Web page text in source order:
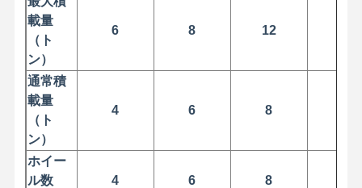
載量
（ト
ン）
6 8 12
通常積
載量
（ト
ン）
4 6 8
ホイー
ル数
4 6 8